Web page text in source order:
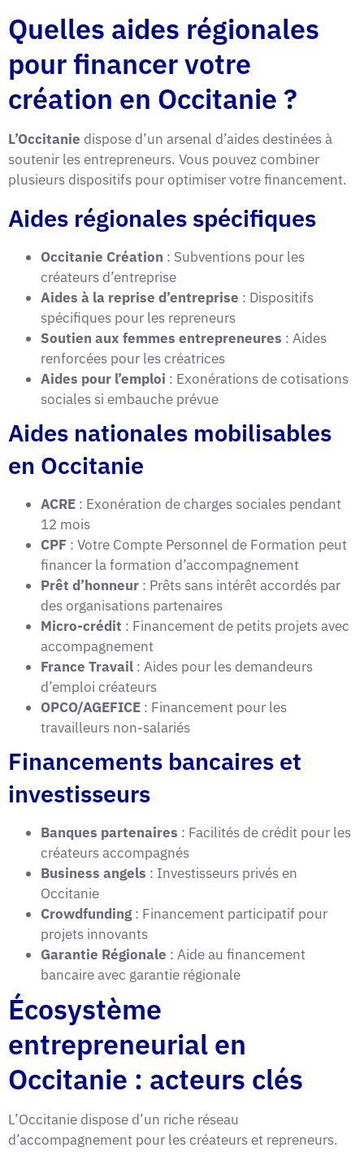
Quelles aides régionales
pour financer votre
création en Occitanie ?
L’Occitanie dispose d’un arsenal d’aides destinées à
soutenir les entrepreneurs. Vous pouvez combiner
plusieurs dispositifs pour optimiser votre financement.
Aides régionales spécifiques
Occitanie Création : Subventions pour les
créateurs d’entreprise
Aides à la reprise d’entreprise : Dispositifs
spécifiques pour les repreneurs
Soutien aux femmes entrepreneures : Aides
renforcées pour les créatrices
Aides pour l’emploi : Exonérations de cotisations
sociales si embauche prévue
Aides nationales mobilisables
en Occitanie
ACRE : Exonération de charges sociales pendant
12 mois
CPF : Votre Compte Personnel de Formation peut
financer la formation d’accompagnement
Prêt d’honneur : Prêts sans intérêt accordés par
des organisations partenaires
Micro-crédit : Financement de petits projets avec
accompagnement
France Travail : Aides pour les demandeurs
d’emploi créateurs
OPCO/AGEFICE : Financement pour les
travailleurs non-salariés
Financements bancaires et
investisseurs
Banques partenaires : Facilités de crédit pour les
créateurs accompagnés
Business angels : Investisseurs privés en
Occitanie
Crowdfunding: Financement participatif pour
projets innovants
Garantie Régionale : Aide au financement
bancaire avec garantie régionale
Écosystème
entrepreneurial en
Occitanie : acteurs clés
L’Occitanie dispose d’un riche réseau
d’accompagnement pour les créateurs et repreneurs.